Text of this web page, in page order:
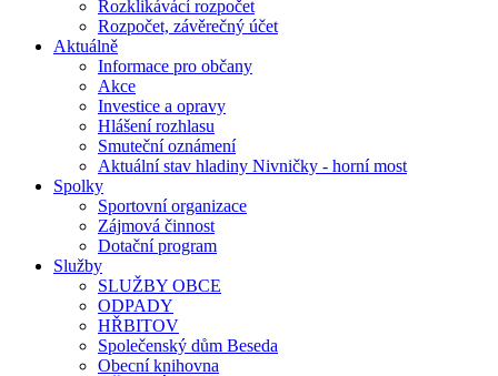
Rozklikávácí rozpočet
Rozpočet, závěrečný účet
Aktuálně
Informace pro občany
Akce
Investice a opravy
Hlášení rozhlasu
Smuteční oznámení
Aktuální stav hladiny Nivničky - horní most
Spolky
Sportovní organizace
Zájmová činnost
Dotační program
Služby
SLUŽBY OBCE
ODPADY
HŘBITOV
Společenský dům Beseda
Obecní knihovna